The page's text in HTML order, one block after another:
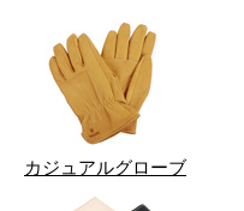
カジュアルグローブ